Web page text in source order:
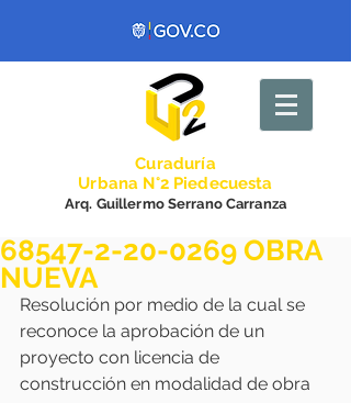
Curaduría
Urbana N°2 Piedecuesta
Arq. Guillermo Serrano Carranza
68547-2-20-0269 OBRA
NUEVA
Resolución por medio de la cual se
reconoce la aprobación de un
proyecto con licencia de
construcción en modalidad de obra